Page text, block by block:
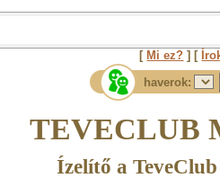
[ Mi ez? ] [
haverok:
TEVECLUB
Ízelítő a